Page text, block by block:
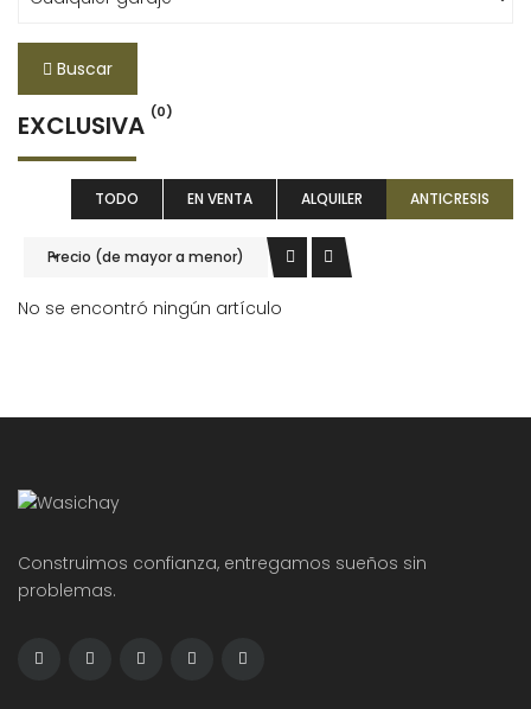
Buscar
EXCLUSIVA (0)
TODO EN VENTA ALQUILER ANTICRESIS
Precio (de mayor a menor)
No se encontró ningún artículo
Construimos confianza, entregamos sueños sin
problemas.